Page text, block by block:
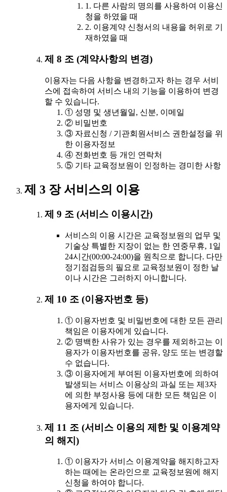
1. 다른 사람의 명의를 사용하여 이용신
청을 하였을 때
2. 이용계약 신청서의 내용을 허위로 기
재하였을 때
제 8 조 (계약사항의 변경)
이용자는 다음 사항을 변경하고자 하는 경우 서비
스에 접속하여 서비스 내의 기능을 이용하여 변경
할 수 있습니다.
① 성명 및 생년월일, 신분, 이메일
② 비밀번호
③ 자료신청 / 기관회원서비스 권한설정을 위
한 이용자정보
④ 전화번호 등 개인 연락처
⑤ 기타 교육정보원이 인정하는 경미한 사항
제 3 장 서비스의 이용
제 9 조 (서비스 이용시간)
서비스의 이용 시간은 교육정보원의 업무 및
기술상 특별한 지장이 없는 한 연중무휴, 1일
24시간(00:00-24:00)을 원칙으로 합니다. 다만
정기점검등의 필요로 교육정보원이 정한 날
이나 시간은 그러하지 아니합니다.
제 10 조 (이용자번호 등)
① 이용자번호 및 비밀번호에 대한 모든 관리
책임은 이용자에게 있습니다.
② 명백한 사유가 있는 경우를 제외하고는 이
용자가 이용자번호를 공유, 양도 또는 변경할
수 없습니다.
③ 이용자에게 부여된 이용자번호에 의하여
발생되는 서비스 이용상의 과실 또는 제3자
에 의한 부정사용 등에 대한 모든 책임은 이
용자에게 있습니다.
제 11 조 (서비스 이용의 제한 및 이용계약
의 해지)
① 이용자가 서비스 이용계약을 해지하고자
하는 때에는 온라인으로 교육정보원에 해지
신청을 하여야 합니다.